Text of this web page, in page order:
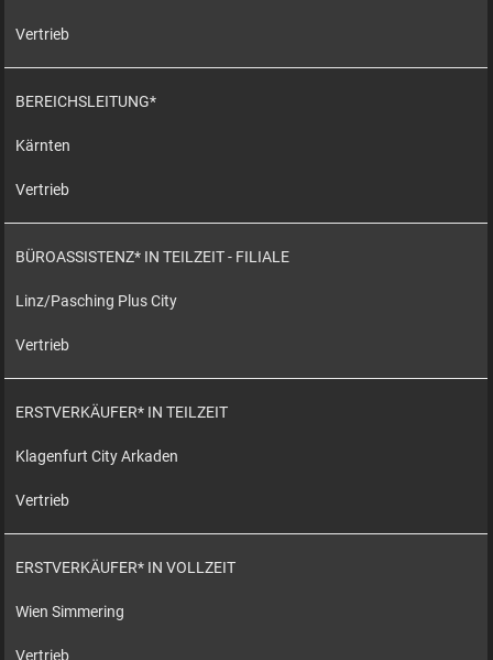
Vertrieb
BEREICHSLEITUNG*
Kärnten
Vertrieb
BÜROASSISTENZ* IN TEILZEIT - FILIALE
Linz/Pasching Plus City
Vertrieb
ERSTVERKÄUFER* IN TEILZEIT
Klagenfurt City Arkaden
Vertrieb
ERSTVERKÄUFER* IN VOLLZEIT
Wien Simmering
Vertrieb